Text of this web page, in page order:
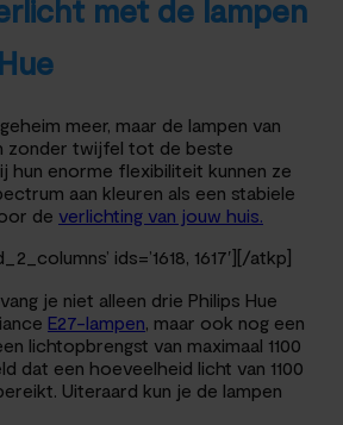
met de lampen
meer, maar de lampen van
zonder twijfel tot de beste
hun enorme flexibiliteit kunnen ze
aan kleuren als een stabiele
de verlichting van jouw huis.
ids=’1618, 1617′][/atkp]
je niet alleen drie Philips Hue
E27-lampen, maar ook nog een
lichtopbrengst van maximaal 1100
dat een hoeveelheid licht van 1100
Uiteraard kun je de lampen